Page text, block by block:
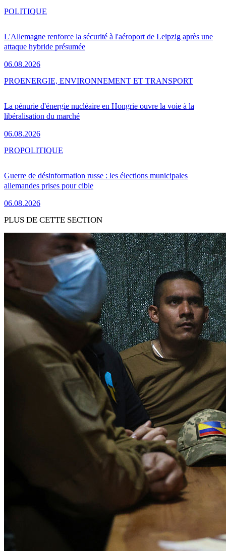
L'Allemagne renforce la sécurité à l'aéroport de Leipzig après une
attaque hybride présumée
06.08.2026
POLITIQUE
La pénurie d'énergie nucléaire en Hongrie ouvre la voie à la
libéralisation du marché
06.08.2026
PROENERGIE, ENVIRONNEMENT ET TRANSPORT
Guerre de désinformation russe : les élections municipales
allemandes prises pour cible
06.08.2026
PROPOLITIQUE
PLUS DE CETTE SECTION